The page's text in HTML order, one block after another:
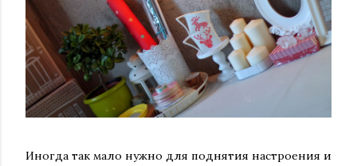
Иногда так мало нужно для поднятия настроения и